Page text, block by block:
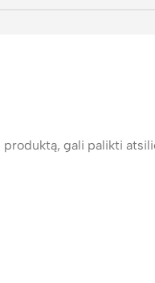
gali palikti